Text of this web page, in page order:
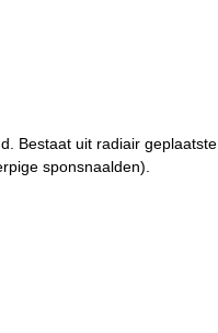
Bestaat uit radiair geplaatste
sponsnaalden).